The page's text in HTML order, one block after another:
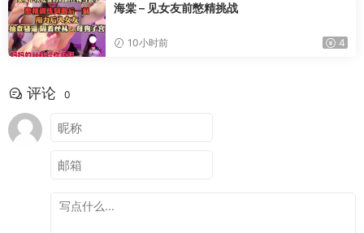
海棠 – 见女友前憋精挑战
10小时前 4
评论 0